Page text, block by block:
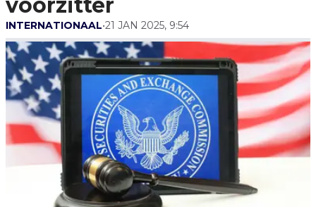
voorzitter
INTERNATIONAAL•21 JAN 2025, 9:54